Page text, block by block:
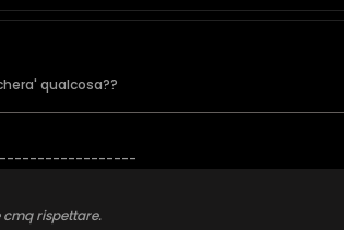
qualcosa??
cmq rispettare.